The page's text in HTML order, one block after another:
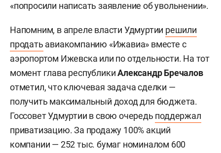
«попросили написать заявление об увольнении».
Напомним, в апреле власти Удмуртии решили
продать авиакомпанию «Ижавиа» вместе с
аэропортом Ижевска или по отдельности. На тот
момент глава республикиАлександр Бречалов
отметил, что ключевая задача сделки —
получить максимальный доход для бюджета.
Госсовет Удмуртии в свою очередь поддержал
приватизацию. За продажу 100% акций
компании — 252 тыс. бумаг номиналом 600